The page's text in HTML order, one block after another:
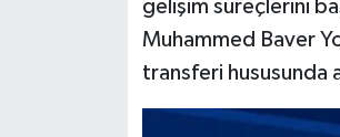
gelişim süreçlerini
Muhammed Baver
transferi hususunda